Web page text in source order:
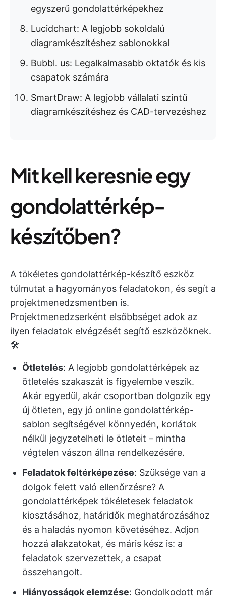
egyszerű gondolattérképekhez
Lucidchart: A legjobb sokoldalú
diagramkészítéshez sablonokkal
Bubbl. us: Legalkalmasabb oktatók és kis
csapatok számára
SmartDraw: A legjobb vállalati szintű
diagramkészítéshez és CAD-tervezéshez
Mit kell keresnie egy
gondolattérkép-
készítőben?
A tökéletes gondolattérkép-készítő eszköz
túlmutat a hagyományos feladatokon, és segít a
projektmenedzsmentben is.
Projektmenedzserként elsőbbséget adok az
ilyen feladatok elvégzését segítő eszközöknek.
🛠️
Ötletelés: A legjobb gondolattérképek az
ötletelés szakaszát is figyelembe veszik.
Akár egyedül, akár csoportban dolgozik egy
új ötleten, egy jó online gondolattérkép-
sablon segítségével könnyedén, korlátok
nélkül jegyzetelheti le ötleteit – mintha
végtelen vászon állna rendelkezésére.
Feladatok feltérképezése: Szüksége van a
dolgok felett való ellenőrzésre? A
gondolattérképek tökéletesek feladatok
kiosztásához, határidők meghatározásához
és a haladás nyomon követéséhez. Adjon
hozzá alakzatokat, és máris kész is: a
feladatok szervezettek, a csapat
összehangolt.
Hiányosságok elemzése: Gondolkodott már